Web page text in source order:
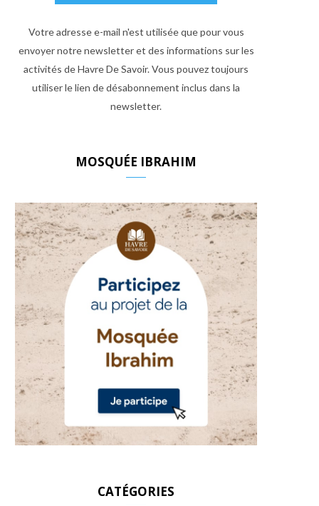
Votre adresse e-mail n'est utilisée que pour vous
envoyer notre newsletter et des informations sur les
activités de Havre De Savoir. Vous pouvez toujours
utiliser le lien de désabonnement inclus dans la
newsletter.
MOSQUÉE IBRAHIM
CATÉGORIES